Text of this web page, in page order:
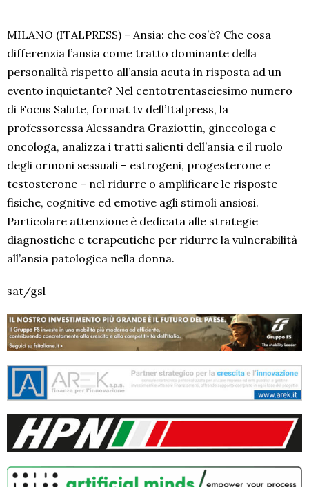
MILANO (ITALPRESS) – Ansia: che cos’è? Che cosa
differenzia l’ansia come tratto dominante della
personalità rispetto all’ansia acuta in risposta ad un
evento inquietante? Nel centotrentaseiesimo numero
di Focus Salute, format tv dell’Italpress, la
professoressa Alessandra Graziottin, ginecologa e
oncologa, analizza i tratti salienti dell’ansia e il ruolo
degli ormoni sessuali – estrogeni, progesterone e
testosterone – nel ridurre o amplificare le risposte
fisiche, cognitive ed emotive agli stimoli ansiosi.
Particolare attenzione è dedicata alle strategie
diagnostiche e terapeutiche per ridurre la vulnerabilità
all’ansia patologica nella donna.
sat/gsl